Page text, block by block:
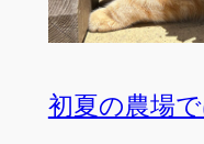
初夏の農場で